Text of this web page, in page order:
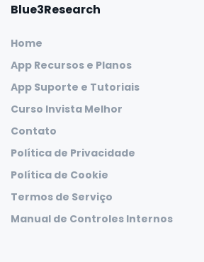
Blue3Research
Home
App Recursos e Planos
App Suporte e Tutoriais
Curso Invista Melhor
Contato
Política de Privacidade
Política de Cookie
Termos de Serviço
Manual de Controles Internos